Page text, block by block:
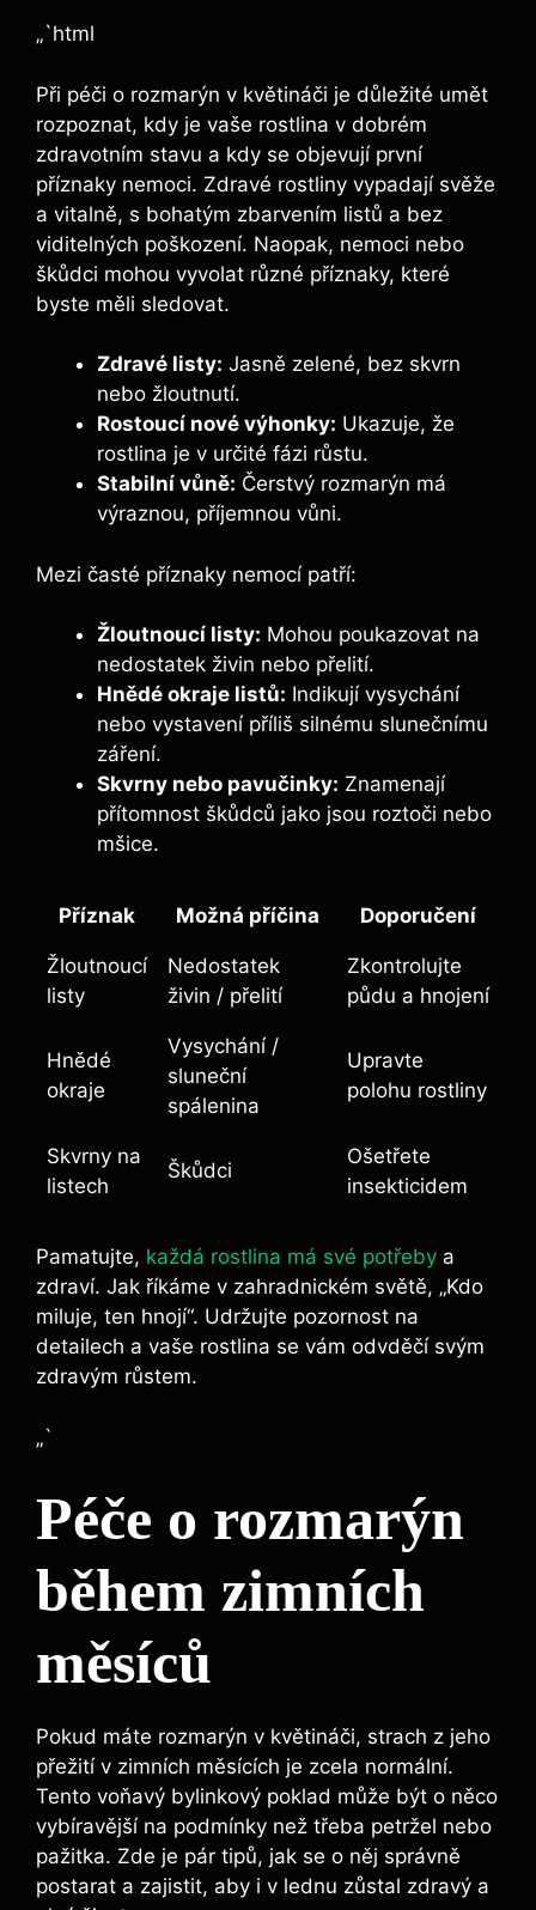
„`html
Při péči o rozmarýn v květináči je důležité umět
rozpoznat, kdy je vaše rostlina v dobrém
zdravotním stavu a kdy se objevují první
příznaky nemoci. Zdravé rostliny vypadají svěže
a vitalně, s bohatým zbarvením listů a bez
viditelných poškození. Naopak, nemoci nebo
škůdci mohou vyvolat různé příznaky, které
byste měli sledovat.
Zdravé listy: Jasně zelené, bez skvrn
nebo žloutnutí.
Rostoucí nové výhonky: Ukazuje, že
rostlina je v určité fázi růstu.
Stabilní vůně: Čerstvý rozmarýn má
výraznou, příjemnou vůni.
Mezi časté příznaky nemocí patří:
Žloutnoucí listy: Mohou poukazovat na
nedostatek živin nebo přelití.
Hnědé okraje listů: Indikují vysychání
nebo vystavení příliš silnému slunečnímu
záření.
Skvrny nebo pavučinky: Znamenají
přítomnost škůdců jako jsou roztoči nebo
mšice.
Příznak Možná příčina Doporučení
Žloutnoucí
listy
Nedostatek
živin / přelití
Zkontrolujte
půdu a hnojení
Hnědé
okraje
Vysychání /
sluneční
spálenina
Upravte
polohu rostliny
Skvrny na
listech
Škůdci
Ošetřete
insekticidem
Pamatujte, každá rostlina má své potřeby a
zdraví. Jak říkáme v zahradnickém světě, „Kdo
miluje, ten hnojí“. Udržujte pozornost na
detailech a vaše rostlina se vám odvděčí svým
zdravým růstem.
„`
Péče o rozmarýn
během zimních
měsíců
Pokud máte rozmarýn v květináči, strach z jeho
přežití v zimních měsících je zcela normální.
Tento voňavý bylinkový poklad může být o něco
vybíravější na podmínky než třeba petržel nebo
pažitka. Zde je pár tipů, jak se o něj správně
postarat a zajistit, aby i v lednu zůstal zdravý a